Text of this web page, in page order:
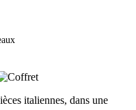
italiennes, dans une